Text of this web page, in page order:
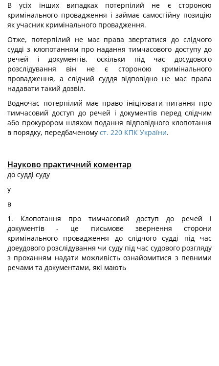
В усіх інших випадках потерпілий не є стороною
кримінального провадження і займає самостійну позицію
як учасник кримінального провадження.
Отже, потерпілий не має права звертатися до слідчого
судді з клопотанням про надання тимчасового доступу до
речей і документів, оскільки під час досудового
розслідування він не є стороною кримінального
провадження, а слідчий суддя відповідно не має права
надавати такий дозвіл.
Водночас потерпілий має право ініціювати питання про
тимчасовий доступ до речей і документів перед слідчим
або прокурором шляхом подання відповідного клопотання
в порядку, передбаченому ст. 220 КПК України.
Науково практичний коментар
до судді суду
у
в
1. Клопотання про тимчасовий доступ до речей і
документів - це письмове звернення сторони
кримінального провадження до слідчого судді під час
доеудового розслідування чи суду під час судового розгляду
з проханням надати можливість ознайомитися з певними
речами та документами, які мають